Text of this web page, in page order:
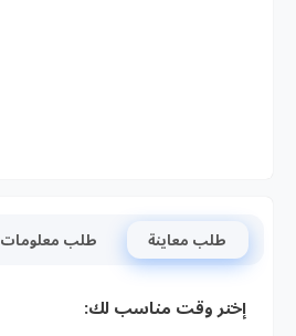
طلب معاينة طلب معلومات
إختر وقت مناسب لك: